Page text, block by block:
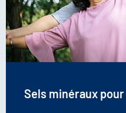
Sels minéraux